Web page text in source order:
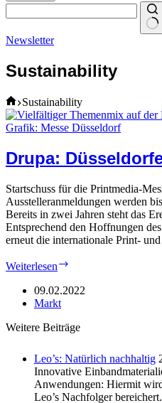
Newsletter
Sustainability
Home
Sustainability
Drupa:
Startschuss für die Printmedia-
Ausstelleranmeldungen werden
Bereits in zwei Jahren steht das
Entsprechend den Hoffnungen
erneut die internationale Print-
Weiterlesen
Kaleidoskop
09.02.2022
Markt
Weitere Beiträge
Leo’s: Natürlich nachhaltig
Innovative
Anwendungen: Hiermit
Leo’s Nachfolger